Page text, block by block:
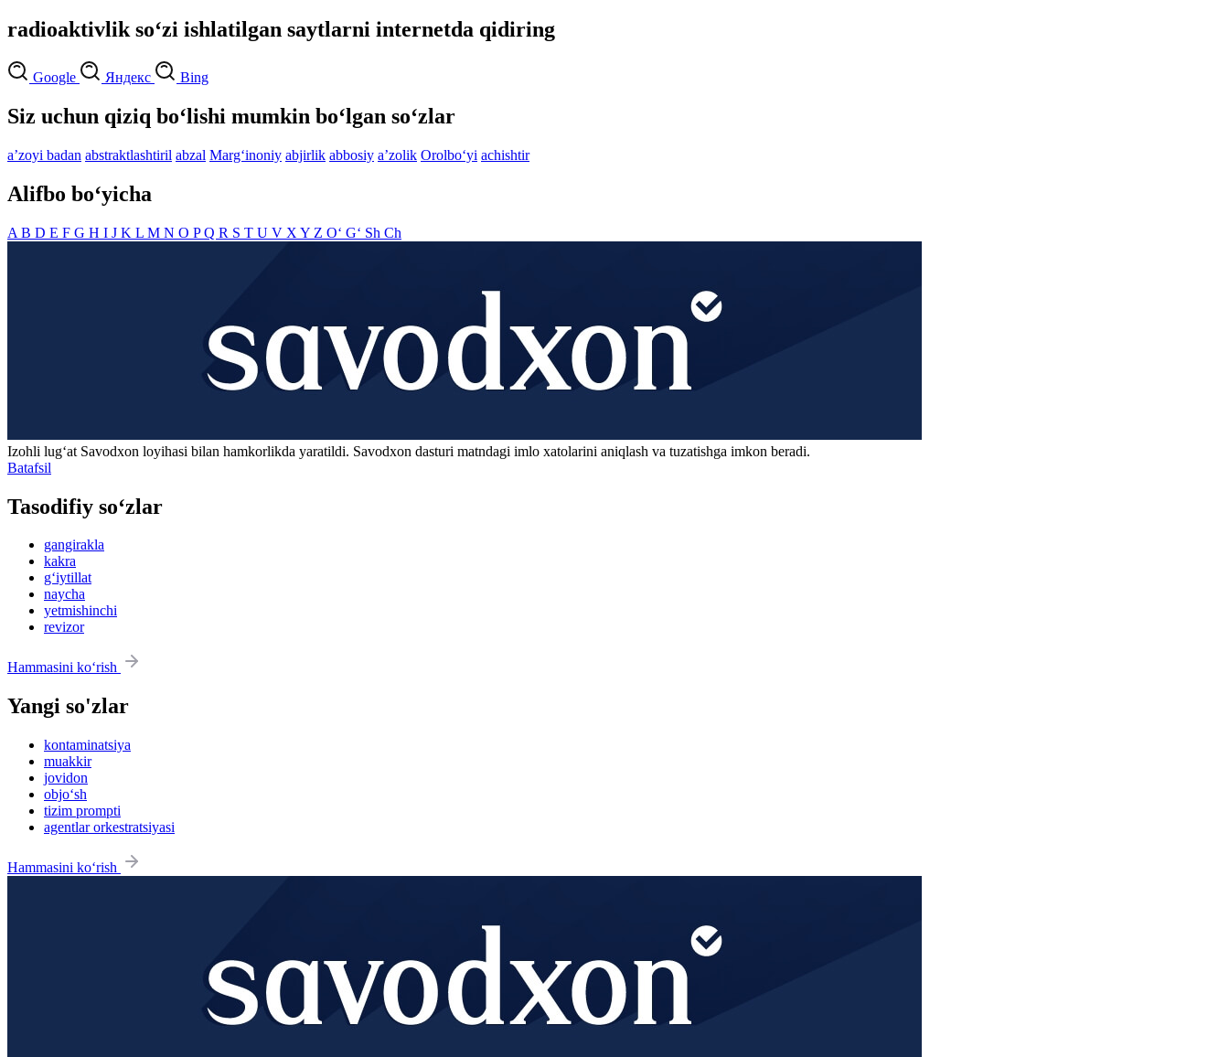
radioaktivlik so‘zi ishlatilgan saytlarni internetda qidiring
Google Яндекс Bing
Siz uchun qiziq bo‘lishi mumkin bo‘lgan so‘zlar
aʼzoyi badan abstraktlashtiril abzal Marg‘inoniy abjirlik abbosiy aʼzolik Orolbo‘yi achishtir
Alifbo bo‘yicha
A B D E F G H I J K L M N O PQ R S T U V X Y Z O‘ G‘ Sh Ch
Izohli lugʻat Savodxon loyihasi bilan hamkorlikda yaratildi. Savodxon dasturi matndagi imlo xatolarini aniqlash va tuzatishga imkon beradi.
Batafsil
Tasodifiy so‘zlar
gangirakla
kakra
g‘iytillat
naycha
yetmishinchi
revizor
Hammasini ko‘rish
Yangi so'zlar
kontaminatsiya
muakkir
jovidon
objo‘sh
tizim prompti
agentlar orkestratsiyasi
Hammasini ko‘rish